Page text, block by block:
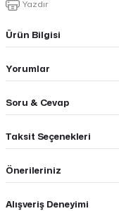
Yazdır
Ürün Bilgisi
Yorumlar
Soru & Cevap
Taksit Seçenekleri
Önerileriniz
Alışveriş Deneyimi